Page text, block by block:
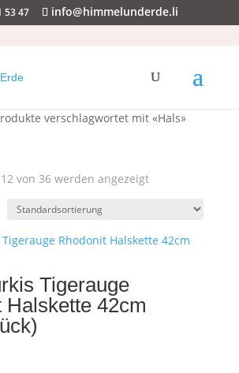
53 47 info@himmelunderde.li
verschlagwortet mit «Hals»
von 36 werden angezeigt
Tigerauge
Halskette 42cm